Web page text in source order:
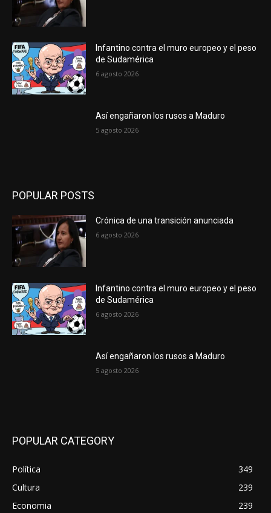
Infantino contra el muro europeo y el peso
de Sudamérica
6 agosto 2026
Así engañaron los rusos a Maduro
5 agosto 2026
POPULAR POSTS
Crónica de una transición anunciada
6 agosto 2026
Infantino contra el muro europeo y el peso
de Sudamérica
6 agosto 2026
Así engañaron los rusos a Maduro
5 agosto 2026
POPULAR CATEGORY
Política
349
Cultura
239
Economia
239